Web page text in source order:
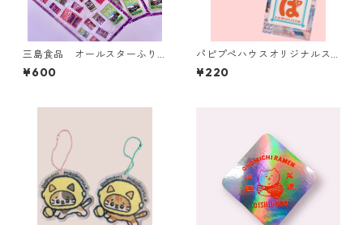
三島食品 オールスターふり
かけシール
¥600
パピプぺハウスオリジナルス
テッカー【2種】
¥220